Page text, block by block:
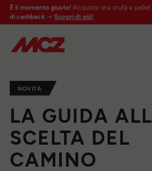
È il momento giusto! Acquista una stufa a pellet
di cashback
Scopri di più!
NOVITÀ
LA GUIDA
SCELTA DEL
CAMINO